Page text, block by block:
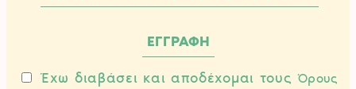
Έχω διαβάσει και αποδέχομαι τουςΌρους